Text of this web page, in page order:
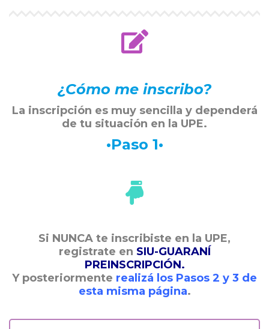
¿Cómo me inscribo?
La inscripción es muy sencilla y dependerá
de tu situación en la UPE.
•Paso 1•
Si NUNCA te inscribiste en la UPE,
registrate en SIU-GUARANÍ
PREINSCRIPCIÓN.
Y posteriormente realizá los Pasos 2 y 3 de
esta misma página.